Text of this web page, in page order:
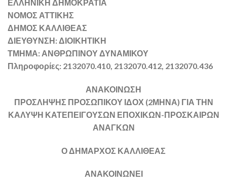
ΕΛΛΗΝΙΚΗ ΔΗΜΟΚΡΑΤΙΑ
ΝΟΜΟΣ ΑΤΤΙΚΗΣ
ΔΗΜΟΣ ΚΑΛΛΙΘΕΑΣ
ΔΙΕΥΘΥΝΣΗ: ΔΙΟΙΚΗΤΙΚΗ
ΤΜΗΜΑ: ΑΝΘΡΩΠΙΝΟΥ ΔΥΝΑΜΙΚΟΥ
Πληροφορίες: 2132070.410, 2132070.412, 2132070.436
ΑΝΑΚΟΙΝΩΣΗ
ΠΡΟΣΛΗΨΗΣ ΠΡΟΣΩΠΙΚΟΥ ΙΔΟΧ (2ΜΗΝΑ) ΓΙΑ ΤΗΝ
ΚΑΛΥΨΗ ΚΑΤΕΠΕΙΓΟΥΣΩΝ ΕΠΟΧΙΚΩΝ-ΠΡΟΣΚΑΙΡΩΝ
ΑΝΑΓΚΩΝ
Ο ΔΗΜΑΡΧΟΣ ΚΑΛΛΙΘΕΑΣ
ΑΝΑΚΟΙΝΩΝΕΙ